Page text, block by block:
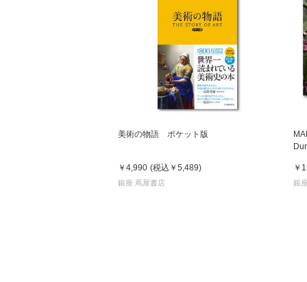
美術の物語 ポケット版
￥4,990 (税込 ￥5,489)
銀座 蔦屋書店
￥
銀